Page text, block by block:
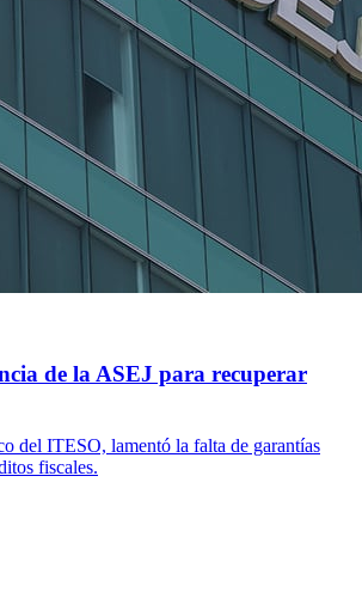
de la ASEJ para recuperar
del ITESO, lamentó la falta de garantías
fiscales.